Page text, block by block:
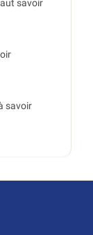
savoir
savoir